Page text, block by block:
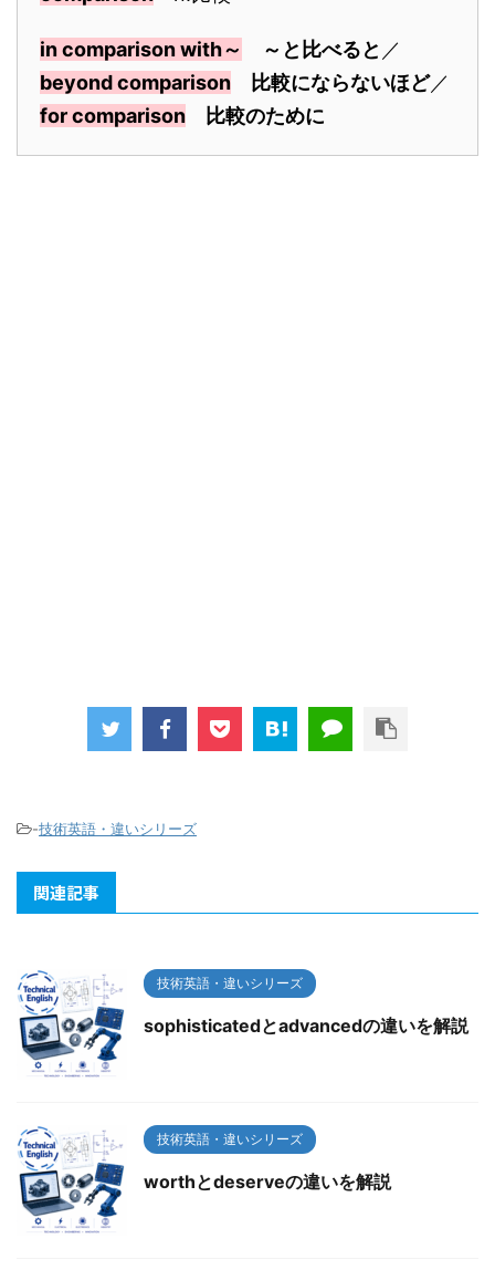
in comparison with～ ～と比べると ／
beyond comparison
比較にならないほど／
for comparison
比較のために
-技術英語・違いシリーズ
関連記事
技術英語・違いシリーズ
sophisticatedとadvancedの違いを解説
技術英語・違いシリーズ
worthとdeserveの違いを解説